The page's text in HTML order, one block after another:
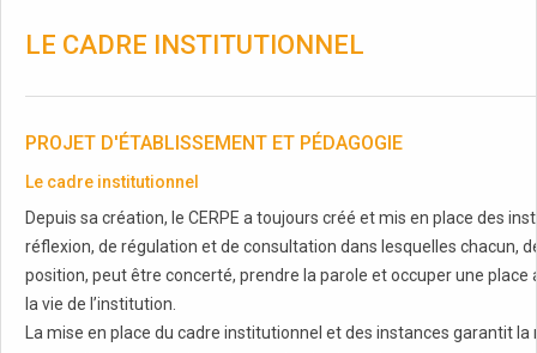
LE CADRE INSTITUTIONNEL
PROJET D'ÉTABLISSEMENT ET PÉDAGOGIE
Le cadre institutionnel
Depuis sa création, le CERPE a toujours créé et mis en place des
réflexion, de régulation et de consultation dans lesquelles chacun,
position, peut être concerté, prendre la parole et occuper une place
la vie de l’institution.
La mise en place du cadre institutionnel et des instances garantit la